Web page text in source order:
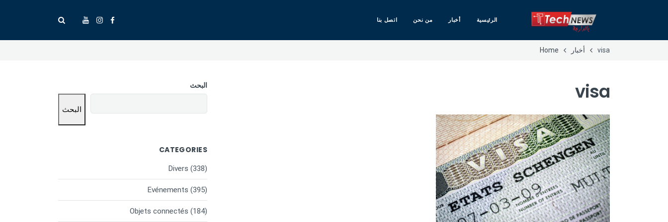
الرئيسية أخبار من نحن اتصل بنا
visa أخبار Home
visa البحث
البحث
CATEGORIES
Divers (338)
Evénements (395)
Objets connectés (184)